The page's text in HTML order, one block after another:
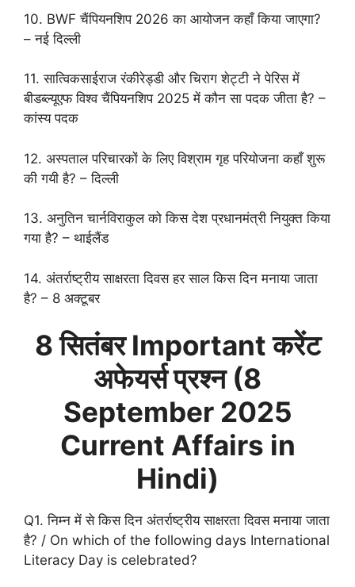
10. BWF चैंपियनशिप 2026 का आयोजन कहाँ किया जाएगा?
– नई दिल्ली
11. सात्विकसाईराज रंकीरेड्डी और चिराग शेट्टी ने पेरिस में
बीडब्ल्यूएफ विश्व चैंपियनशिप 2025 में कौन सा पदक जीता है? –
कांस्य पदक
12. अस्पताल परिचारकों के लिए विश्राम गृह परियोजना कहाँ शुरू
की गयी है? – दिल्ली
13. अनुतिन चार्नविराकुल को किस देश प्रधानमंत्री नियुक्त किया
गया है? – थाईलैंड
14. अंतर्राष्ट्रीय साक्षरता दिवस हर साल किस दिन मनाया जाता
है? – 8 अक्टूबर
8 सितंबर Important करेंट
अफेयर्स प्रश्न (8
September2025
Current Affairs in
Hindi)
Q1. निम्न में से किस दिन अंतर्राष्ट्रीय साक्षरता दिवस मनाया जाता
है? / On which of the following days International
Literacy Day is celebrated?